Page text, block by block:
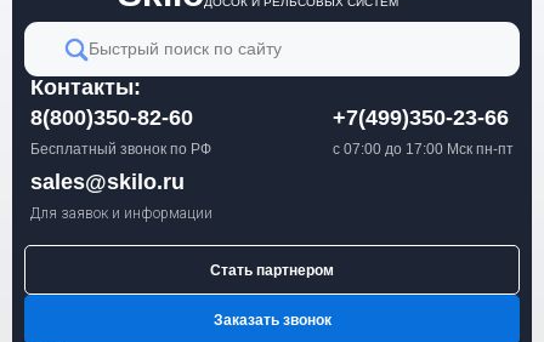
Быстрый поиск по сайту
Контакты:
8(800)350-82-60
Бесплатный звонок по РФ
+7(499)350-23-66
с 07:00 до 17:00 Мск пн-пт
sales@skilo.ru
Для заявок и информации
Стать партнером
Заказать звонок